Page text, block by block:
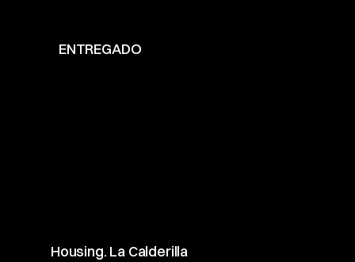
ENTREGADO
Housing. La Calderilla